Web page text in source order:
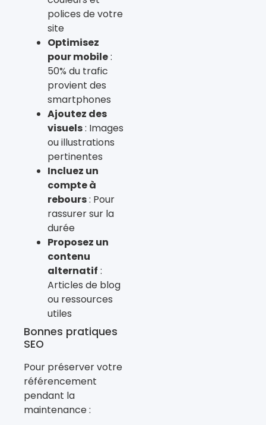
polices de votre
site
Optimisez
pour mobile:
50% du trafic
provient des
smartphones
Ajoutez des
visuels: Images
ou illustrations
pertinentes
Incluez un
compte à
rebours: Pour
rassurer sur la
durée
Proposez un
contenu
alternatif :
Articles de blog
ou ressources
utiles
Bonnes pratiques
SEO
Pour préserver votre
référencement
pendant la
maintenance :